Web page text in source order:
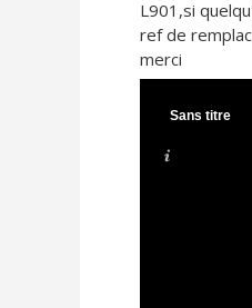
L901,si
ref de
merci
Sans titre